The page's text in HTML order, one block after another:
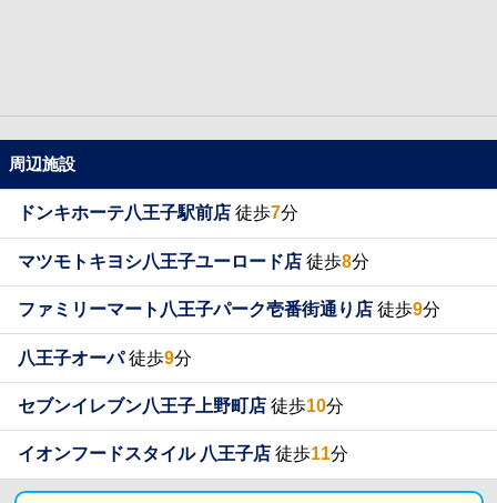
周辺施設
ドンキホーテ八王子駅前店 徒歩7分
マツモトキヨシ八王子ユーロード店 徒歩8分
ファミリーマート八王子パーク壱番街通り店 徒歩9分
八王子オーパ徒歩9分
セブンイレブン八王子上野町店 徒歩10分
イオンフードスタイル 八王子店 徒歩11分